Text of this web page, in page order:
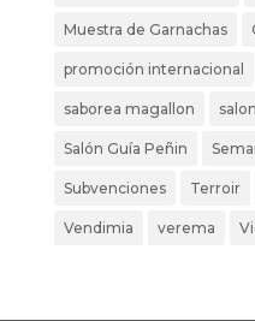
Muestra de Garnachas
promoción internacional
saborea magallon
Salón Guía Peñin
Subvenciones Terroir
Vendimia verema